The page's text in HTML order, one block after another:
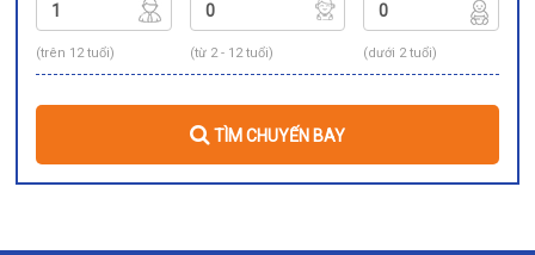
(trên 12 tuổi) (từ 2 - 12 tuổi) (dưới 2 tuổi)
TÌM CHUYẾN BAY